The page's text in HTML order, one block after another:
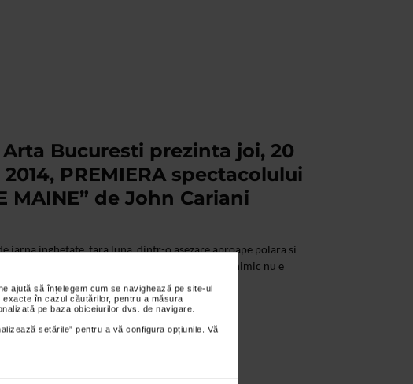
ajută să înțelegem cum se navighează pe site-ul
în cazul căutărilor, pentru a măsura
pe baza obiceiurilor dvs. de navigare.
setările” pentru a vă configura opțiunile. Vă
Bucuresti prezinta joi, 20
PREMIERA spectacolului
MAINE” de John Cariani
iarna inghetate, fara luna, dintr-o asezare aproape polara si
ca” apartine de statul american Maine, nimic nu e